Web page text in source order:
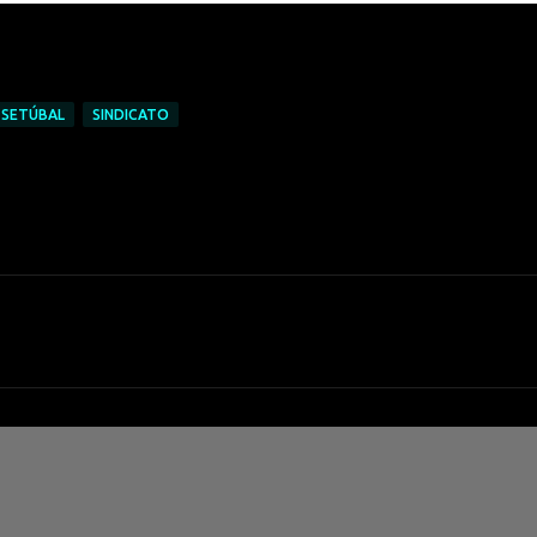
SETÚBAL SINDICATO